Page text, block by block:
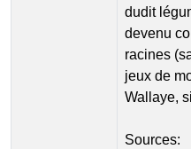
dudit
devenu
racines
jeux de
Wallaye,
Sources: